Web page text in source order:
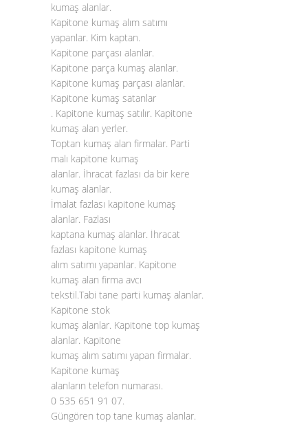
kumaş alanlar.
Kapitone kumaş alım satımı
yapanlar. Kim kaptan.
Kapitone parçası alanlar.
Kapitone parça kumaş alanlar.
Kapitone kumaş parçası alanlar.
Kapitone kumaş satanlar
. Kapitone kumaş satılır. Kapitone
kumaş alan yerler.
Toptan kumaş alan firmalar. Parti
malı kapitone kumaş
alanlar. İhracat fazlası da bir kere
kumaş alanlar.
İmalat fazlası kapitone kumaş
alanlar. Fazlası
kaptana kumaş alanlar. İhracat
fazlası kapitone kumaş
alım satımı yapanlar. Kapitone
kumaş alan firma avcı
tekstil.Tabi tane parti kumaş alanlar.
Kapitone stok
kumaş alanlar. Kapitone top kumaş
alanlar. Kapitone
kumaş alım satımı yapan firmalar.
Kapitone kumaş
alanların telefon numarası.
0 535 651 91 07.
Güngören top tane kumaş alanlar.